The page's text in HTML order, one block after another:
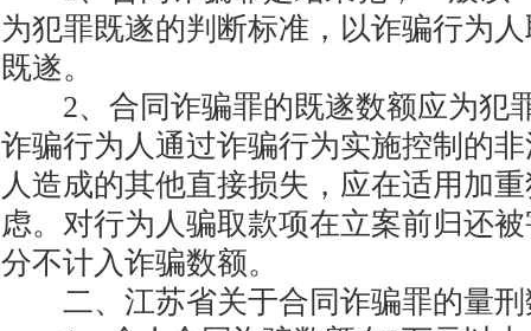
为犯罪既遂的判断标准，以诈骗行为
既遂。
2、合同诈骗罪的既遂数额应为犯
诈骗行为人通过诈骗行为实施控制的
人造成的其他直接损失，应在适用加
虑。对行为人骗取款项在立案前归还
分不计入诈骗数额。
二、江苏省关于合同诈骗罪的量刑